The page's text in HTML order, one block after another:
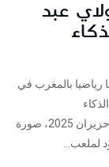
عبد
رياضيا بالمغرب في
الاصطناعي.انتشرت على منصة فيسبوك، يوم 4 يونيو/حزيران 2025، صورة
لملعب...